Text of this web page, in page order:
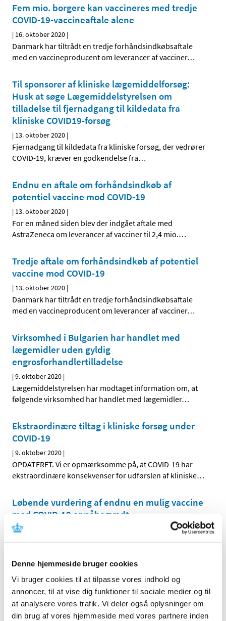
Denne hjemmeside bruger cookies
Vi bruger cookies til at tilpasse vores indhold og
annoncer, til at vise dig funktioner til sociale medier og til
at analysere vores trafik. Vi deler også oplysninger om
din brug af vores hjemmeside med vores partnere inden
Fem mio. borgere kan vaccineres med tredje
COVID-19-vaccineaftale alene
| 16. oktober 2020 |
Danmark har tiltrådt en tredje forhåndsindkøbsaftale
med en vaccineproducent om leverancer af vacciner…
Til sponsorer af kliniske lægemiddelforsøg:
Husk at søge Lægemiddelstyrelsen om
tilladelse til fjernadgang til kildedata fra
kliniske COVID19-forsøg
| 13. oktober 2020 |
Fjernadgang til kildedata fra kliniske forsøg, der vedrører
COVID-19, kræver en godkendelse fra…
Endnu en aftale om forhåndsindkøb af
potentiel vaccine mod COVID-19
| 13. oktober 2020 |
For en måned siden blev der indgået aftale med
AstraZeneca om leverancer af vacciner til 2,4 mio.…
Tredje aftale om forhåndsindkøb af potentiel
vaccine mod COVID-19
| 13. oktober 2020 |
Danmark har tiltrådt en tredje forhåndsindkøbsaftale
med en vaccineproducent om leverancer af vacciner…
Virksomhed i Bulgarien har handlet med
lægemidler uden gyldig
engrosforhandlertilladelse
|9. oktober 2020 |
Lægemiddelstyrelsen har modtaget information om, at
følgende virksomhed har handlet med lægemidler…
Ekstraordinære tiltag i kliniske forsøg under
COVID-19
|9. oktober 2020 |
OPDATERET. Vi er opmærksomme på, at COVID-19 har
ekstraordinære konsekvenser for udførslen af kliniske…
Løbende vurdering af endnu en mulig vaccine
mod COVID-19 er påbegyndt
|6. oktober 2020
En løbende vurdering af endnu en mulig vaccine mod
Lægemiddelstyrelsen sætter nu hårdere ind
for at sikre offentliggørelse af resultater fra
kliniske forsøg
|6. oktober 2020|